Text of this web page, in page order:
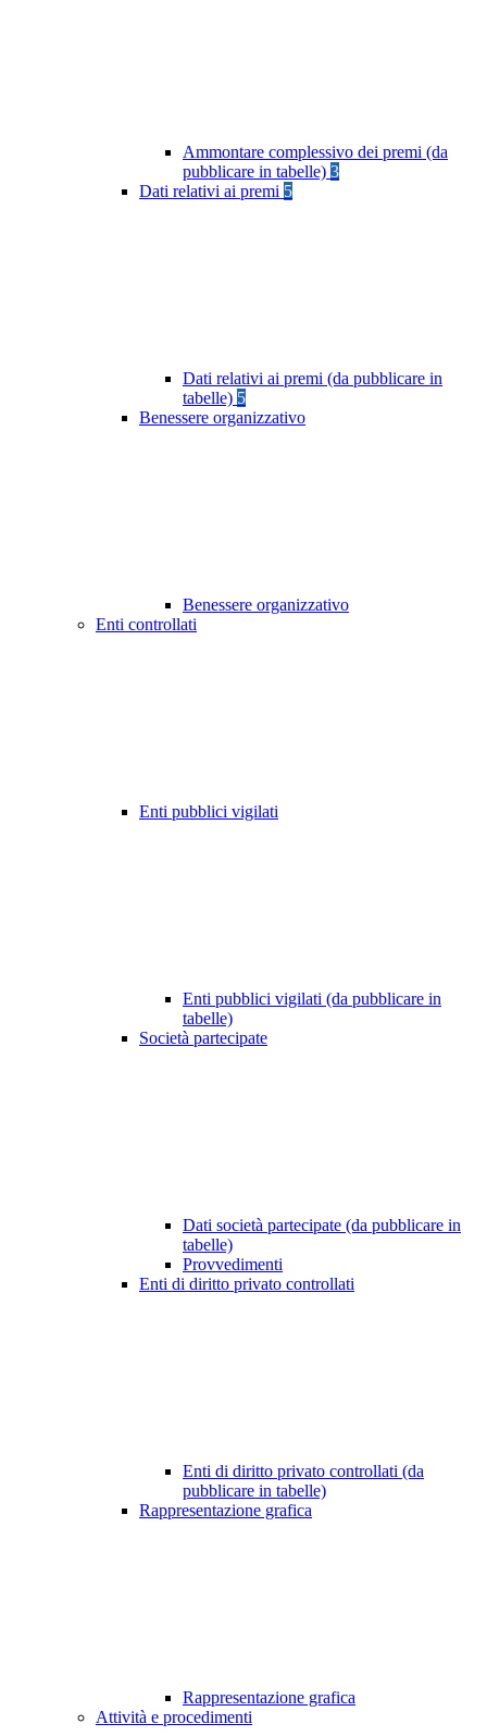
Ammontare complessivo dei premi (da
pubblicare in tabelle) 3
Dati relativi ai premi 5
Dati relativi ai premi (da pubblicare in
tabelle) 5
Benessere organizzativo
Benessere organizzativo
Enti controllati
Enti pubblici vigilati
Enti pubblici vigilati (da pubblicare in
tabelle)
Società partecipate
Dati società partecipate (da pubblicare in
tabelle)
Provvedimenti
Enti di diritto privato controllati
Enti di diritto privato controllati (da
pubblicare in tabelle)
Rappresentazione grafica
Rappresentazione grafica
Attività e procedimenti